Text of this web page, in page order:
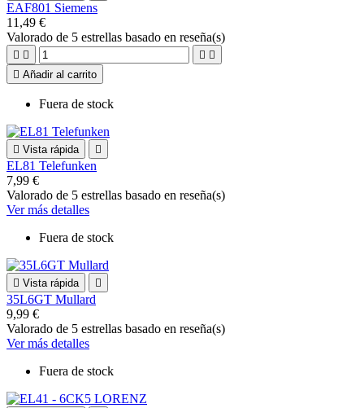
EAF801 Siemens
11,49 €
Valorado de 5 estrellas basado en reseña(s)
   
 Añadir al carrito
Fuera de stock
 Vista rápida 
EL81 Telefunken
7,99 €
Valorado de 5 estrellas basado en reseña(s)
Ver más detalles
Fuera de stock
 Vista rápida 
35L6GT Mullard
9,99 €
Valorado de 5 estrellas basado en reseña(s)
Ver más detalles
Fuera de stock